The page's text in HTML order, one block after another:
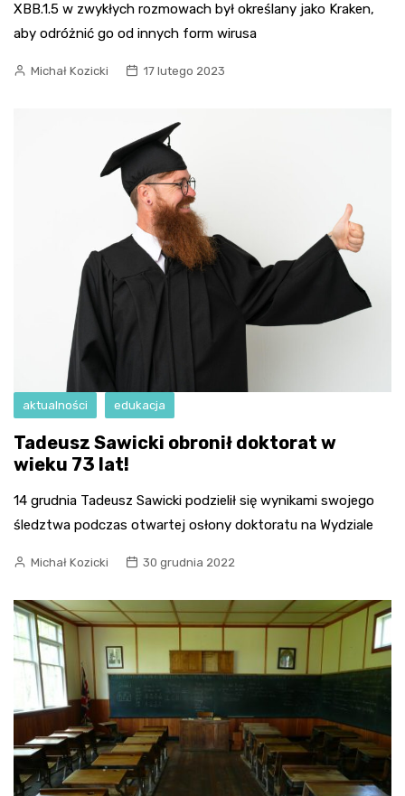
XBB.1.5 w zwykłych rozmowach był określany jako Kraken,
aby odróżnić go od innych form wirusa
Michał Kozicki 17 lutego 2023
aktualności edukacja
Tadeusz Sawicki obronił doktorat w
wieku 73 lat!
14 grudnia Tadeusz Sawicki podzielił się wynikami swojego
śledztwa podczas otwartej osłony doktoratu na Wydziale
Michał Kozicki 30 grudnia 2022